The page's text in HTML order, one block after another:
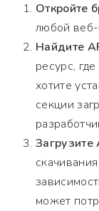
Откройте
любой веб-
Найдите
ресурс,
хотите
секции
Загрузите
может